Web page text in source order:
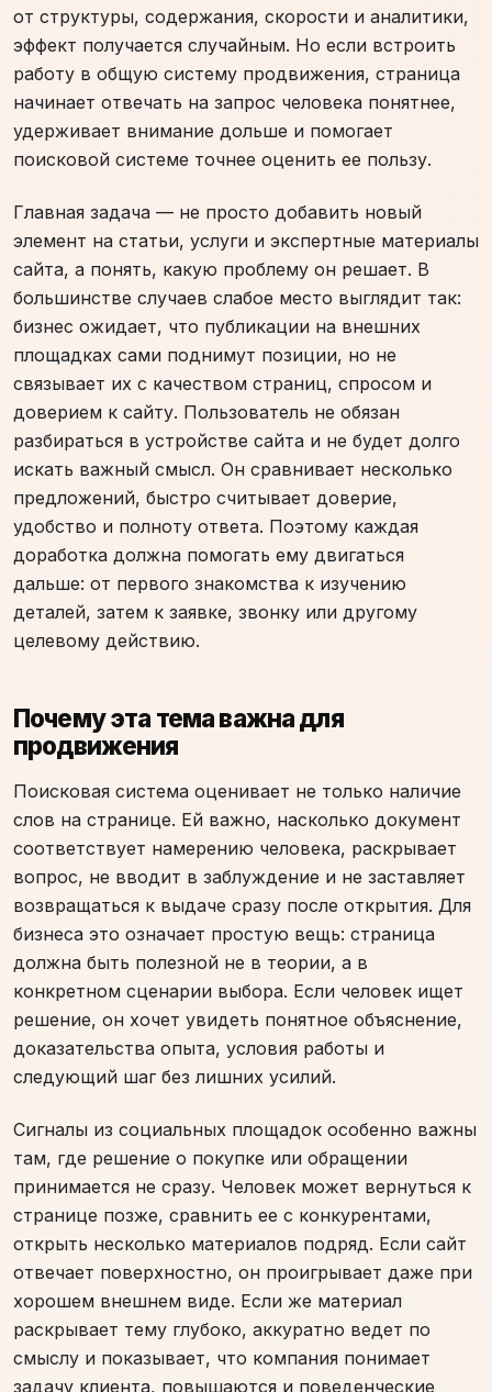
от структуры, содержания, скорости и аналитики,
эффект получается случайным. Но если встроить
работу в общую систему продвижения, страница
начинает отвечать на запрос человека понятнее,
удерживает внимание дольше и помогает
поисковой системе точнее оценить ее пользу.
Главная задача — не просто добавить новый
элемент на статьи, услуги и экспертные материалы
сайта, а понять, какую проблему он решает. В
большинстве случаев слабое место выглядит так:
бизнес ожидает, что публикации на внешних
площадках сами поднимут позиции, но не
связывает их с качеством страниц, спросом и
доверием к сайту. Пользователь не обязан
разбираться в устройстве сайта и не будет долго
искать важный смысл. Он сравнивает несколько
предложений, быстро считывает доверие,
удобство и полноту ответа. Поэтому каждая
доработка должна помогать ему двигаться
дальше: от первого знакомства к изучению
деталей, затем к заявке, звонку или другому
целевому действию.
Почему эта тема важна для
продвижения
Поисковая система оценивает не только наличие
слов на странице. Ей важно, насколько документ
соответствует намерению человека, раскрывает
вопрос, не вводит в заблуждение и не заставляет
возвращаться к выдаче сразу после открытия. Для
бизнеса это означает простую вещь: страница
должна быть полезной не в теории, а в
конкретном сценарии выбора. Если человек ищет
решение, он хочет увидеть понятное объяснение,
доказательства опыта, условия работы и
следующий шаг без лишних усилий.
Сигналы из социальных площадок особенно важны
там, где решение о покупке или обращении
принимается не сразу. Человек может вернуться к
странице позже, сравнить ее с конкурентами,
открыть несколько материалов подряд. Если сайт
отвечает поверхностно, он проигрывает даже при
хорошем внешнем виде. Если же материал
раскрывает тему глубоко, аккуратно ведет по
смыслу и показывает, что компания понимает
задачу клиента, повышаются и поведенческие